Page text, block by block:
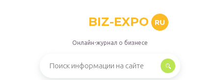
BIZ-EXPO RU
Онлайн-журнал о бизнесе